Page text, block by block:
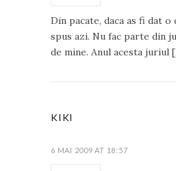
Din pacate, daca as fi dat o
spus azi. Nu fac parte din
de mine. Anul acesta juriul
KIKI
6 MAI 2009 AT 18:57